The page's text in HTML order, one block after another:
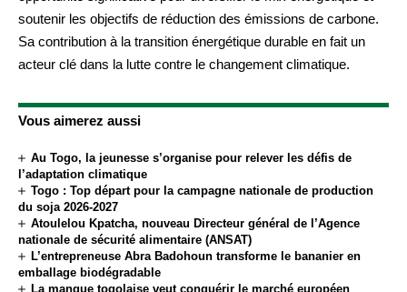
soutenir les objectifs de réduction des émissions de carbone.
Sa contribution à la transition énergétique durable en fait un
acteur clé dans la lutte contre le changement climatique.
Vous aimerez aussi
Au Togo, la jeunesse s’organise pour relever les défis de
l’adaptation climatique
Togo : Top départ pour la campagne nationale de production
du soja 2026-2027
Atoulelou Kpatcha, nouveau Directeur général de l’Agence
nationale de sécurité alimentaire (ANSAT)
L’entrepreneuse Abra Badohoun transforme le bananier en
emballage biodégradable
La mangue togolaise veut conquérir le marché européen